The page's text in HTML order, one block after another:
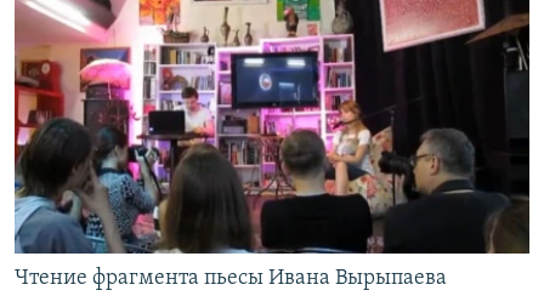
Чтение фрагмента пьесы Ивана Вырыпаева